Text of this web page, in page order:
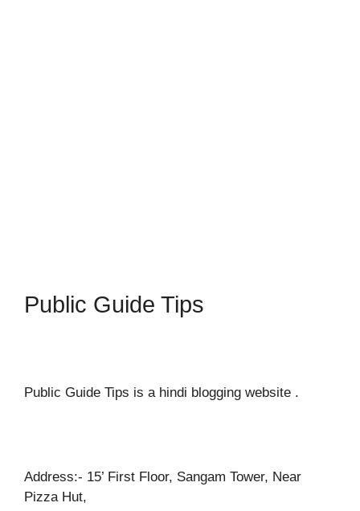
Public Guide Tips
Public Guide Tips is a hindi blogging website .
Address:- 15’ First Floor, Sangam Tower, Near
Pizza Hut,